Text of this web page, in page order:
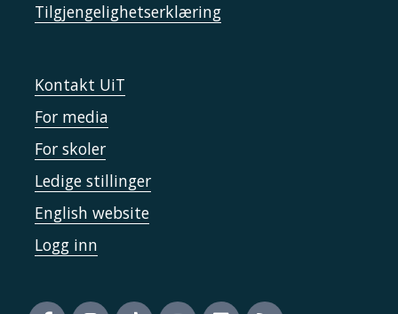
Tilgjengelighetserklæring
Kontakt UiT
For media
For skoler
Ledige stillinger
English website
Logg inn